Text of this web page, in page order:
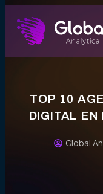
TOP 10
DIGITAL EN
Global